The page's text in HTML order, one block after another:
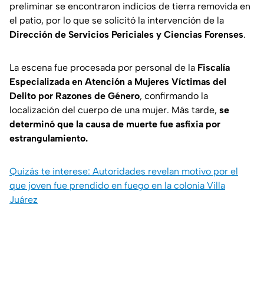
preliminar se encontraron indicios de tierra removida en
el patio, por lo que se solicitó la intervención de la
Dirección de Servicios Periciales y Ciencias Forenses.
La escena fue procesada por personal de la Fiscalía
Especializada en Atención a Mujeres Víctimas del
Delito por Razones de Género, confirmando la
localización del cuerpo de una mujer. Más tarde, se
determinó que la causa de muerte fue asfixia por
estrangulamiento.
Quizás te interese: Autoridades revelan motivo por el
que joven fue prendido en fuego en la colonia Villa
Juárez